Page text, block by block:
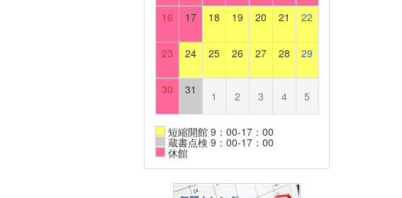
16 17 18 19 20 21 22
23 24 25 26 27 28 29
30 31 1 2 3 4 5
短縮開館 9：00-17：00
蔵書点検 9：00-17：00
休館